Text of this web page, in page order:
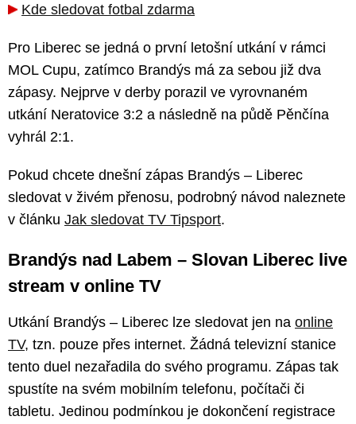
Kde sledovat fotbal zdarma
Pro Liberec se jedná o první letošní utkání v rámci
MOL Cupu, zatímco Brandýs má za sebou již dva
zápasy. Nejprve v derby porazil ve vyrovnaném
utkání Neratovice 3:2 a následně na půdě Pěnčína
vyhrál 2:1.
Pokud chcete dnešní zápas Brandýs – Liberec
sledovat v živém přenosu, podrobný návod naleznete
v článku Jak sledovat TV Tipsport.
Brandýs nad Labem – Slovan Liberec live
stream v online TV
Utkání Brandýs – Liberec lze sledovat jen na online
TV, tzn. pouze přes internet. Žádná televizní stanice
tento duel nezařadila do svého programu. Zápas tak
spustíte na svém mobilním telefonu, počítači či
tabletu. Jedinou podmínkou je dokončení registrace